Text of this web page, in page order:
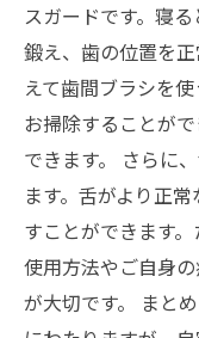
スガードです。寝
鍛え、歯の位置を
えて歯間ブラシを
お掃除することが
できます。 さらに
ます。舌がより正
すことができます
使用方法やご自身
が大切です。 まと